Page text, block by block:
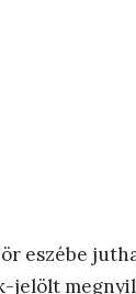
eszébe